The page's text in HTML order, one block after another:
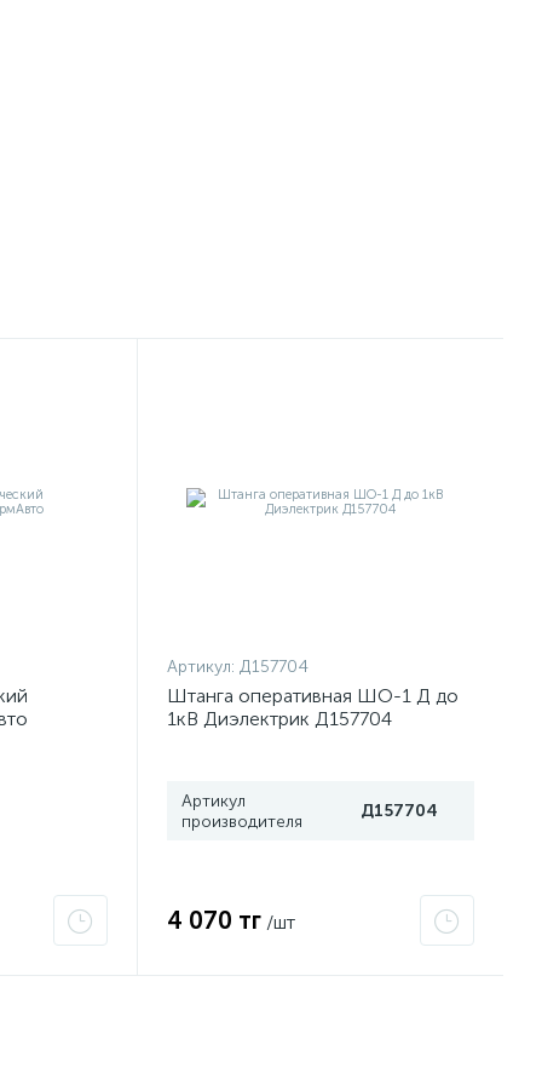
Артикул: Д157704
Штанга оперативная ШО-1 Д до
1кВ Диэлектрик Д157704
Артикул
производителя
Д157704
4 070 тг /шт